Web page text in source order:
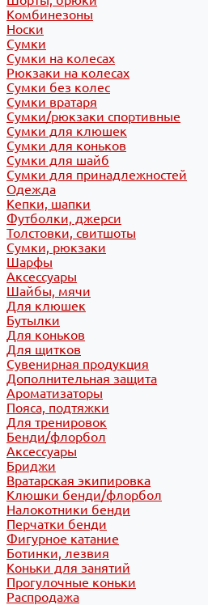
Комбинезоны
Носки
Сумки
Сумки на колесах
Рюкзаки на колесах
Сумки без колес
Сумки вратаря
Сумки/рюкзаки спортивные
Сумки для клюшек
Сумки для коньков
Сумки для шайб
Сумки для принадлежностей
Одежда
Кепки, шапки
Футболки, джерси
Толстовки, свитшоты
Сумки, рюкзаки
Шарфы
Аксессуары
Шайбы, мячи
Для клюшек
Бутылки
Для коньков
Для щитков
Сувенирная продукция
Дополнительная защита
Ароматизаторы
Пояса, подтяжки
Для тренировок
Бенди/флорбол
Аксессуары
Бриджи
Вратарская экипировка
Клюшки бенди/флорбол
Налокотники бенди
Перчатки бенди
Фигурное катание
Ботинки, лезвия
Коньки для занятий
Прогулочные коньки
Распродажа